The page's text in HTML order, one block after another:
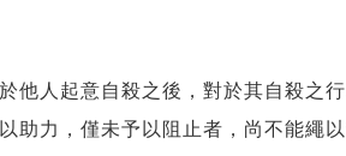
人起意自殺之後，對於其自殺之
助力，僅未予以阻止者，尚不能繩